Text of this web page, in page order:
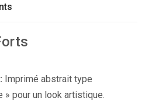
Imprimé abstrait type
» pour un look artistique.